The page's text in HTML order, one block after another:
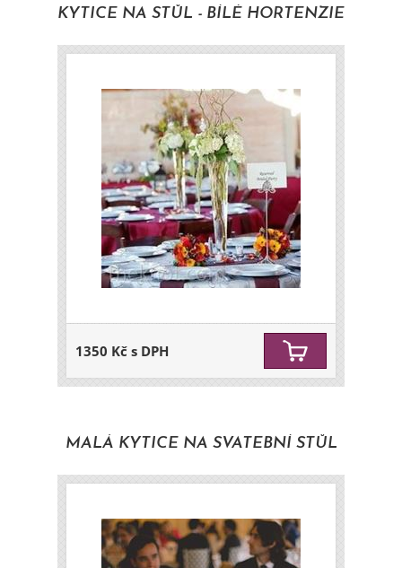
KYTICE NA STŮL - BÍLÉ HORTENZIE
1350 Kč s DPH
MALÁ KYTICE NA SVATEBNÍ STŮL